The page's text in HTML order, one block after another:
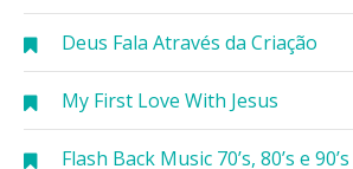
Deus Fala Através da Criação
My First Love With Jesus
Flash Back Music 70’s, 80’s e